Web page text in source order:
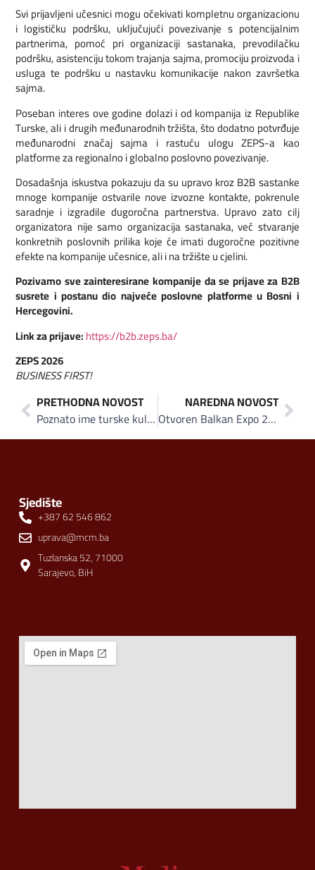
Svi prijavljeni učesnici mogu očekivati kompletnu organizacionu
i logističku podršku, uključujući povezivanje s potencijalnim
partnerima, pomoć pri organizaciji sastanaka, prevodilačku
podršku, asistenciju tokom trajanja sajma, promociju proizvoda i
usluga te podršku u nastavku komunikacije nakon završetka
sajma.
Poseban interes ove godine dolazi i od kompanija iz Republike
Turske, ali i drugih međunarodnih tržišta, što dodatno potvrđuje
međunarodni značaj sajma i rastuću ulogu ZEPS-a kao
platforme za regionalno i globalno poslovno povezivanje.
Dosadašnja iskustva pokazuju da su upravo kroz B2B sastanke
mnoge kompanije ostvarile nove izvozne kontakte, pokrenule
saradnje i izgradile dugoročna partnerstva. Upravo zato cilj
organizatora nije samo organizacija sastanaka, već stvaranje
konkretnih poslovnih prilika koje će imati dugoročne pozitivne
efekte na kompanije učesnice, ali i na tržište u cjelini.
Pozivamo sve zainteresirane kompanije da se prijave za B2B
susrete i postanu dio najveće poslovne platforme u Bosni i
Hercegovini.
Link za prijave:https://b2b.zeps.ba/
ZEPS 2026
BUSINESS FIRST!
PRETHODNA NOVOST
Poznato ime turske kulinarske scene Onur Babacan stiže u Sarajevo na Balkan Expo 2026
NAREDNA NOVOST
Otvoren Balkan Expo 2026, danas B2B razgovori i degustacije proizvoda uz slobodan ulaz za sve posjetioce
Sjedište
+387 62 546 862
uprava@mcm.ba
Tuzlanska 52, 71000
Sarajevo, BiH